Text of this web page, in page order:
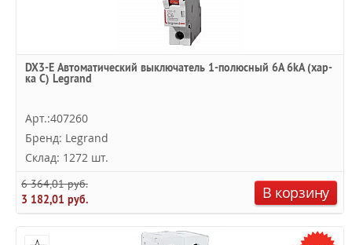
DX3-E Автоматический выключатель 1-полюсный 6A 6kA (хар-
ка C) Legrand
Арт.:407260
Бренд: Legrand
Склад: 1272 шт.
6 364,01 руб.
3 182,01 руб.
В корзину